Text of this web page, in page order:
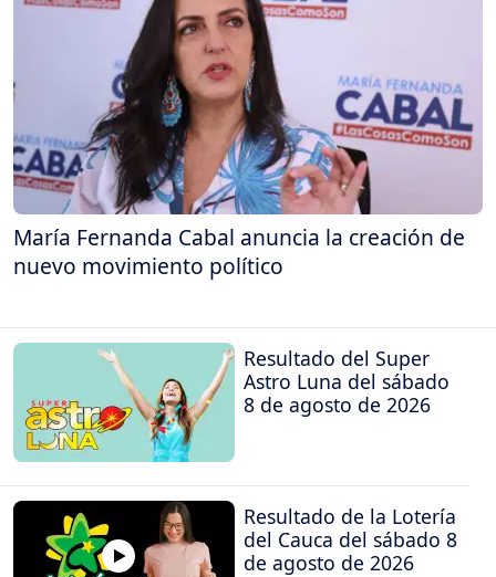
María Fernanda Cabal anuncia la creación de
nuevo movimiento político
Resultado del Super
Astro Luna del sábado
8 de agosto de 2026
Resultado de la Lotería
del Cauca del sábado 8
de agosto de 2026